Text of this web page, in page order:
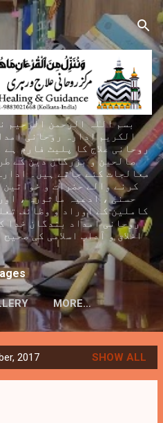
content
بسم اللہ الرحمن الرحیم
الکریم ادارہ روحانی
روحانی علاج کا پلیٹ فارم
صالحین و بزرگان دین کے
معالجات کئے جاتے ہیں۔
کرنے والے حضرات و
حسنیٰ ، ادعیہ ماثورہ ،
کاملین کے اوراد و وظائف
روحانی امداد بندگان خدا
اخلاق و آداب اسلامی کی
MORE…
2017 SHOW ALL